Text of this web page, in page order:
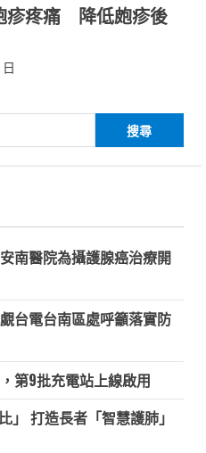
疹疼痛 降低皰疹後
南醫院為攝護腺癌治療開
台電台南區處呼籲落實防
第9批充電站上線啟用
」 打造長者「智慧護肺」